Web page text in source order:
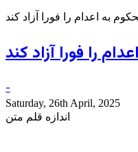
به اعدام را فورا آزاد کند
را فورا آزاد کند
-
Saturday, 26th April, 2025
اندازه قلم متن